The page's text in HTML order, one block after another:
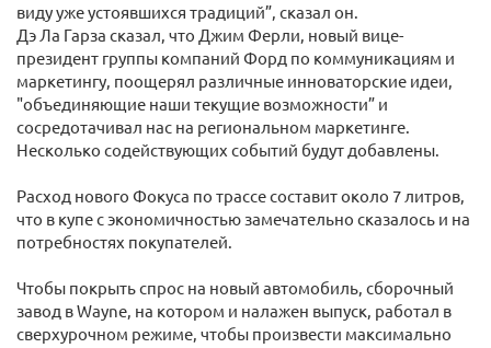
виду уже устоявшихся традиций”, сказал он.
Дэ Ла Гарза сказал, что Джим Ферли, новый вице-
президент группы компаний Форд по коммуникациям и
маркетингу, поощерял различные инноваторские идеи,
"объединяющие наши текущие возможности” и
сосредотачивал нас на региональном маркетинге.
Несколько содействующих событий будут добавлены.
Расход нового Фокуса по трассе составит около 7 литров,
что в купе с экономичностью замечательно сказалось и на
потребностях покупателей.
Чтобы покрыть спрос на новый автомобиль, сборочный
завод в Wayne, на котором и налажен выпуск, работал в
сверхурочном режиме, чтобы произвести максимально